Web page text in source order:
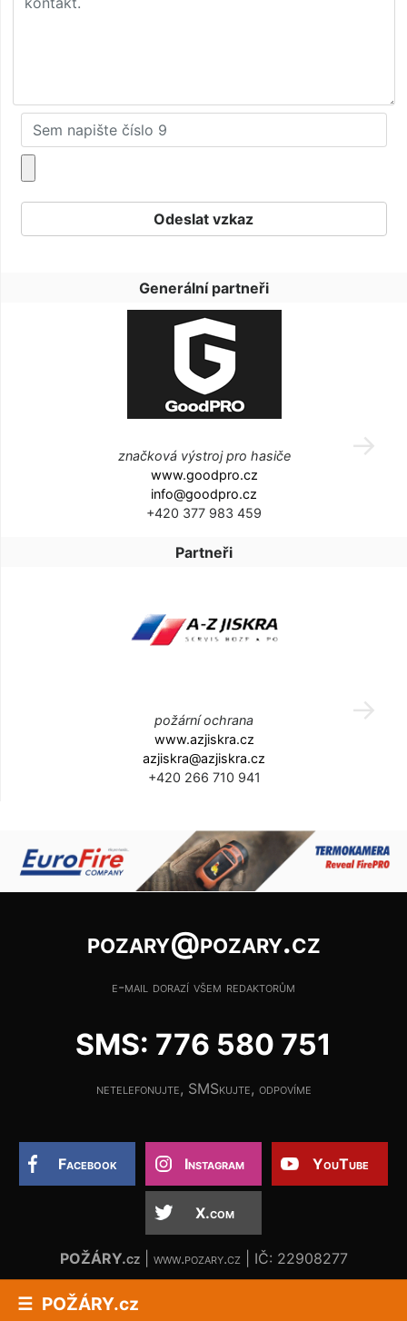
POŽÁRY.cz
Generální partneři
značková výstroj pro hasiče
www.goodpro.cz
info@goodpro.cz
+420 377 983 459
Partneři
požární ochrana
www.azjiskra.cz
azjiskra@azjiskra.cz
+420 266 710 941
pozary@pozary.cz
e-mail dorazí všem redaktorům
SMS: 776 580 751
netelefonujte, SMSkujte, odpovíme
Facebook Instagram YouTube
X.com
POŽÁRY.cz| www.pozary.cz | IČ: 22908277